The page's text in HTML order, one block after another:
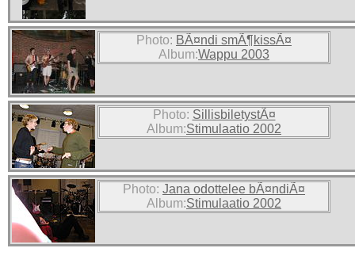
Photo: BÃ¤ndi smÃ¶kissÃ¤
Album:Wappu 2003
Photo: SillisbiletystÃ¤
Album:Stimulaatio 2002
Photo: Jana odottelee bÃ¤ndiÃ¤
Album:Stimulaatio 2002